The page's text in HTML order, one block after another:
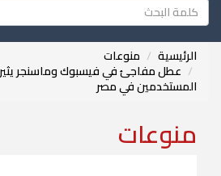
الرئيسية منوعات
عطل مفاجئ في فيسبوك وماسنجر يثير
المستخدمين في مصر
منوعات